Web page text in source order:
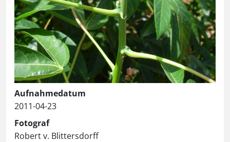
Aufnahmedatum
2011-04-23
Fotograf
Robert v. Blittersdorff